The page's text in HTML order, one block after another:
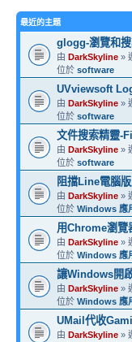
最近的主題
glogg-瀏覽和
由 DarkSkyline »
位於 software
UVviewsoft
由 DarkSkyline »
位於 software
文件搜索精靈-
由 DarkSkyline »
位於 software
阻擋Line電腦
由 DarkSkyline »
位於 Windows 應
用Chrome瀏覽
由 DarkSkyline »
位於 Windows 應
讓Windows開
由 DarkSkyline »
位於 Windows 應
UMail代收
由 DarkSkyline »